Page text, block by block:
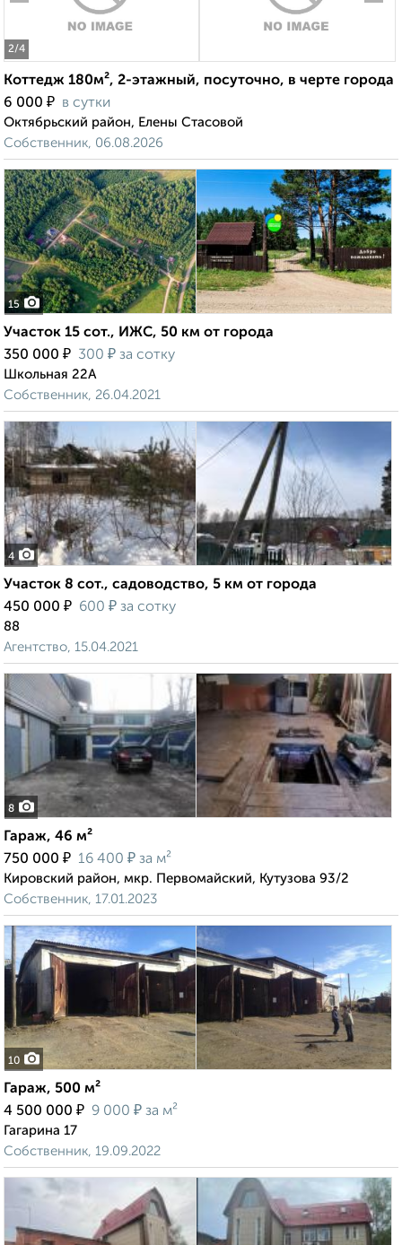
2/4
Коттедж 180м², 2-этажный, посуточно, в черте города
6 000 ₽ в сутки
Октябрьский район, Елены Стасовой
Собственник, 06.08.2026
15
Участок 15 сот., ИЖС, 50 км от города
350 000 ₽ 300 ₽ за сотку
Школьная 22А
Собственник, 26.04.2021
4
Участок 8 сот., садоводство, 5 км от города
450 000 ₽ 600 ₽ за сотку
88
Агентство, 15.04.2021
8
Гараж, 46 м²
750 000 ₽ 16 400 ₽ за м²
Кировский район, мкр. Первомайский, Кутузова 93/2
Собственник, 17.01.2023
10
Гараж, 500 м²
4 500 000 ₽ 9 000 ₽ за м²
Гагарина 17
Собственник, 19.09.2022